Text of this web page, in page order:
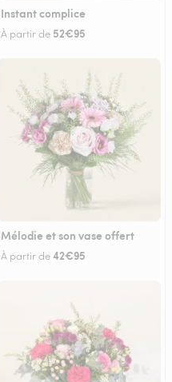
Instant complice
À partir de 52€95
Mélodie et son vase offert
À partir de42€95